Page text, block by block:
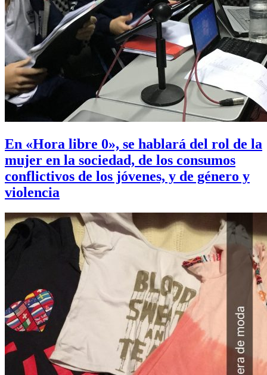
En «Hora libre 0», se hablará del rol de la
mujer en la sociedad, de los consumos
conflictivos de los jóvenes, y de género y
violencia